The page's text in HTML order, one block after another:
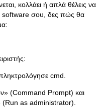
κολλάει ή απλά θέλεις να
software σου, δες πώς θα
cmd.
(Command Prompt) και
(Run as administrator).